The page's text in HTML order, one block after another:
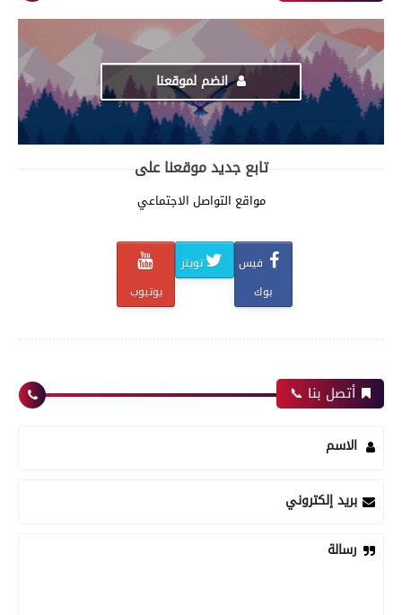
انضم لموقعنا
تابع جديد موقعنا على
مواقع التواصل الاجتماعي
فيس
بوك
تويتر
يوتيوب
أتصل بنا 📞
الاسم
بريد إلكتروني
رسالة